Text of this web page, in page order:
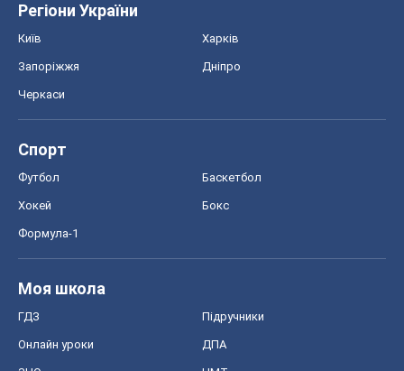
Регіони України
Київ Харків
Запоріжжя Дніпро
Черкаси
Спорт
Футбол Баскетбол
Хокей Бокс
Формула-1
Моя школа
ГДЗ Підручники
Онлайн уроки ДПА